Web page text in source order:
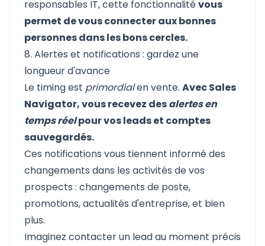
responsables IT, cette fonctionnalitévous
permet de vous connecter aux bonnes
personnes dans les bons cercles.
8. Alertes et notifications : gardez une
longueur d'avance
Le timing est primordialen vente. Avec Sales
Navigator, vous recevez desalertes en
temps réelpour vos leads et comptes
sauvegardés.
Ces notifications vous tiennent informé des
changements dans les activités de vos
prospects : changements de poste,
promotions, actualités d'entreprise, et bien
plus.
Imaginez contacter un lead au moment précis